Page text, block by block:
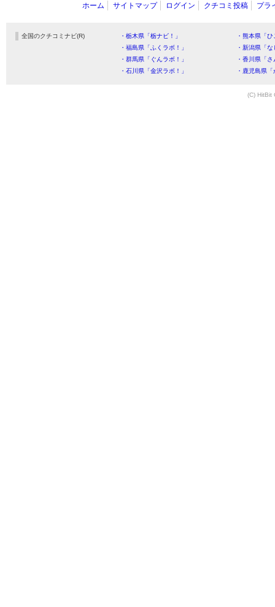
ホーム サイトマップ ログイン クチコミ投稿 プラ
全国のクチコミナビ(R) ・栃木県「栃ナビ！」
・熊本県「
・福島県「ふくラボ！」
・新潟県「
・群馬県「ぐんラボ！」
・香川県「
・石川県「金沢ラボ！」
・鹿児島県
(C) HitBit